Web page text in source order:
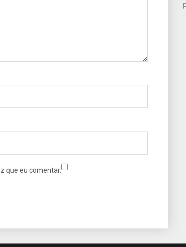
que eu comentar.